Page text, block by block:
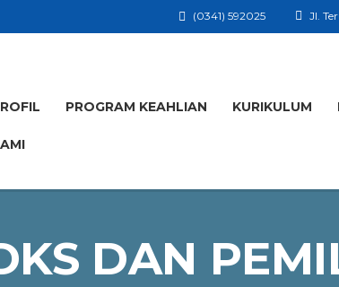
Jl.
(0341) 592025
PROGRAM KEAHLIAN KURIKULUM
DAN